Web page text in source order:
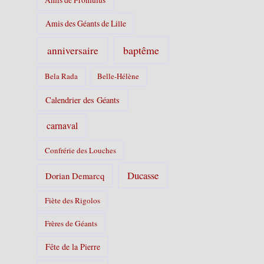
Amis des Géants de Lille
anniversaire baptême
Bela Rada Belle-Hélène
Calendrier des Géants
carnaval
Confrérie des Louches
Dorian Demarcq Ducasse
Fiète des Rigolos
Frères de Géants
Fête de la Pierre